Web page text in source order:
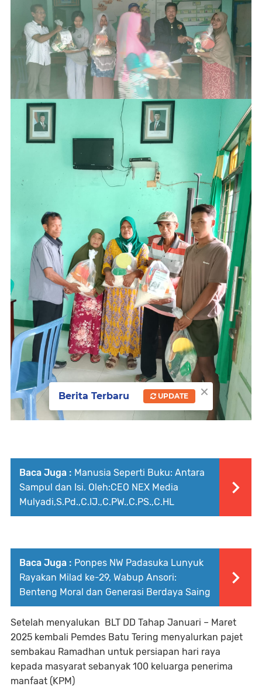
Baca Juga : Manusia Seperti Buku: Antara
Sampul dan Isi. Oleh:CEO NEX Media
Mulyadi,S.Pd.,C.IJ.,C.PW.,C.PS.,C.HL
Baca Juga : Ponpes NW Padasuka Lunyuk
Rayakan Milad ke-29, Wabup Ansori:
Benteng Moral dan Generasi Berdaya Saing
Setelah menyalukan BLT DD Tahap Januari – Maret
2025 kembali Pemdes Batu Tering menyalurkan pajet
sembakau Ramadhan untuk persiapan hari raya
kepada masyarat sebanyak 100 keluarga penerima
manfaat (KPM)
×
Berita Terbaru UPDATE